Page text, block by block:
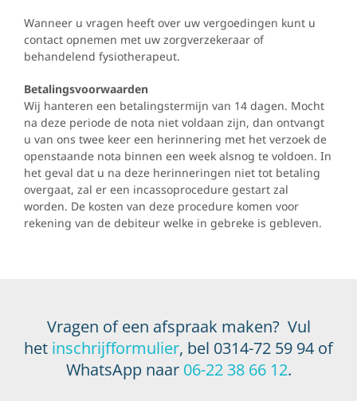
Wanneer u vragen heeft over uw vergoedingen kunt u
contact opnemen met uw zorgverzekeraar of
behandelend fysiotherapeut.
Betalingsvoorwaarden
Wij hanteren een betalingstermijn van 14 dagen. Mocht
na deze periode de nota niet voldaan zijn, dan ontvangt
u van ons twee keer een herinnering met het verzoek de
openstaande nota binnen een week alsnog te voldoen. In
het geval dat u na deze herinneringen niet tot betaling
overgaat, zal er een incassoprocedure gestart zal
worden. De kosten van deze procedure komen voor
rekening van de debiteur welke in gebreke is gebleven.
Vragen of een afspraak maken? Vul
het inschrijfformulier, bel 0314-72 59 94 of
WhatsApp naar 06-22 38 66 12.